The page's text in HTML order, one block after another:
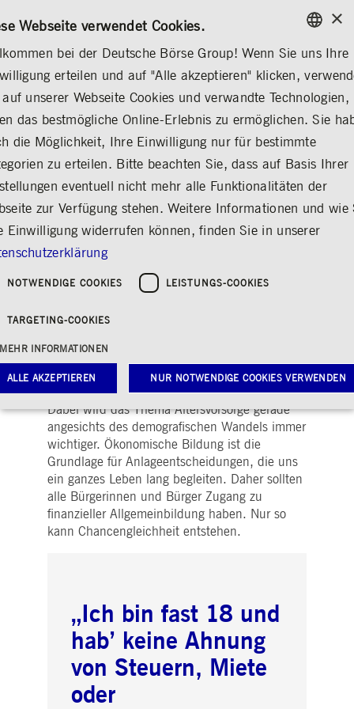
KONTAKT
Bildung fördert
Chancengleichheit
Teilen Drucken
Besonders, wenn es um Finanzen geht
Können Sie erklären, was Inflation ist? Wissen
Sie genau, was an der Börse passiert? Wie viel
Finanzen und Altersvorsorge? Finanzwissen ist
den Deutschen wichtiger als Themen wie
Gesundheit, Politik, Ernährung oder Sport.
Dennoch ist es um die ökonomische
Kompetenz in Deutschland schlecht bestellt.
Dabei wird das Thema Altersvorsorge gerade
angesichts des demografischen Wandels immer
wichtiger. Ökonomische Bildung ist die
Grundlage für Anlageentscheidungen, die uns
ein ganzes Leben lang begleiten. Daher sollten
alle Bürgerinnen und Bürger Zugang zu
finanzieller Allgemeinbildung haben. Nur so
kann Chancengleichheit entstehen.
„Ich bin fast 18 und
hab’ keine Ahnung
von Steuern, Miete
oder
ENGLISH
ENGLISH
×
Webseite verwendet Cookies.
bei der Deutsche Börse Group! Wenn Sie uns Ihre
erteilen und auf "Alle akzeptieren" klicken,
unserer Webseite Cookies und verwandte Technologien,
das bestmögliche Online-Erlebnis zu ermöglichen. Sie
die Möglichkeit, Ihre Einwilligung nur für bestimmte
zu erteilen. Bitte beachten Sie, dass auf Basis Ihrer
eventuell nicht mehr alle Funktionalitäten der
zur Verfügung stehen. Weitere Informationen und wie
Einwilligung widerrufen können, finden Sie in unserer
NOTWENDIGE COOKIES LEISTUNGS-COOKIES
TARGETING-COOKIES
MEHR INFORMATIONEN
ALLE AKZEPTIEREN NUR NOTWENDIGE COOKIES VERWENDEN
Notwendige Cookies Leistungs-Cookies Targeting-Cookies
Cookies ermöglichen Kernfunktionen der Website wie Benutzeranmeldung und
Ohne diese notwendigen Cookies kann die Website nicht richtig genutzt werden.
Anbieter / Domain
Gültig
bis
Beschreibung
ursprungsübergreifenden
Anfragen
boerse.com
Dieses Cookie wird vom
Application Gateway
verwendet, um eine